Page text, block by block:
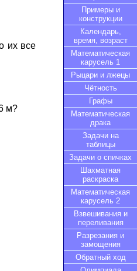
их все
м?
Примеры и
конструкции
Календарь,
время, возраст
Математическая
карусель 1
Рыцари и лжецы
Чётность
Графы
Математическая
драка
Задачи на
таблицы
Задачи о спичках
Шахматная
раскраска
Математическая
карусель 2
Взвешивания и
переливания
Разрезания и
замощения
Обратный ход